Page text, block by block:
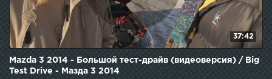
37:42
Mazda 3 2014 - Большой тест-драйв (видеоверсия) / Big
Test Drive - Мазда 3 2014